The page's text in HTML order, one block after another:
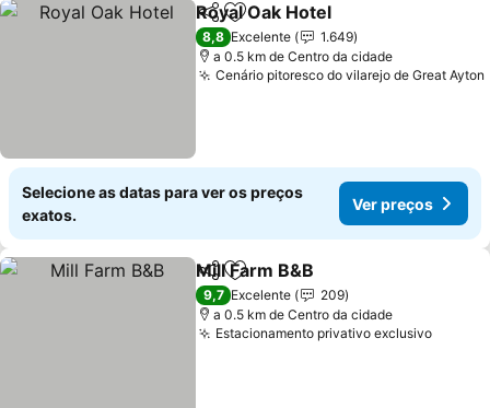
PartilharAdicionar aos favoritos
Royal Oak Hotel
8,8 Excelente
1.649
a 0.5 km de Centro da cidade
Cenário pitoresco do vilarejo de Great Ayton
Selecione as datas para ver os preços
exatos.
Ver preços
PartilharAdicionar aos favoritos
Mill Farm B&B
9,7 Excelente
209
a 0.5 km de Centro da cidade
Estacionamento privativo exclusivo